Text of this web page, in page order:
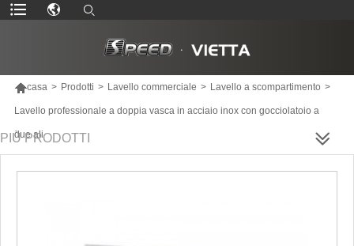
casa > Prodotti > Lavello commerciale > Lavello a scompartimento >
Lavello professionale a doppia vasca in acciaio inox con gocciolatoio a
due ali
PIÙ PRODOTTI